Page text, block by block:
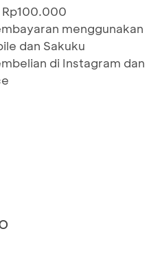
menggunakan
dan Sakuku
di Instagram dan